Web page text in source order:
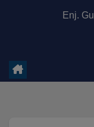
Enj.